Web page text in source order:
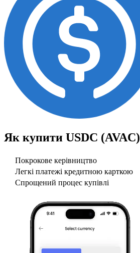
Як купити USDC (AVAC)
Покрокове керівництво
Легкі платежі кредитною карткою
Спрощений процес купівлі